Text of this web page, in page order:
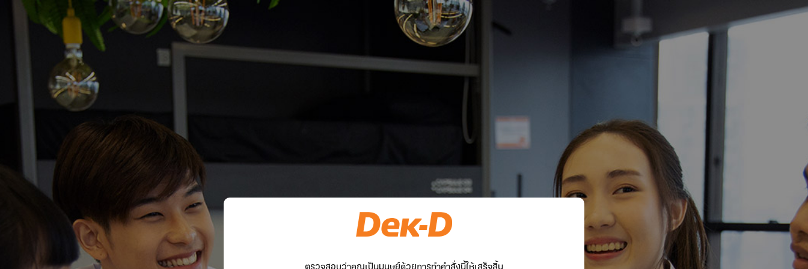
ตรวจสอบว่าคุณเป็นมนุษย์ด้วยการทำคำสั่งนี้ให้เสร็จสิ้น